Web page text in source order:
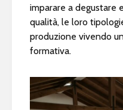
imparare a degustare
qualità, le loro
produzione vivendo
formativa.